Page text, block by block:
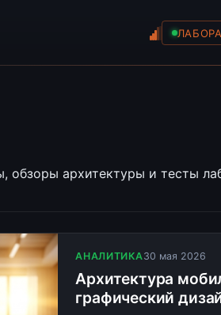
обзоры архитектуры и тесты
АНАЛИТИКА30 мая 2026
Архитектура
графический